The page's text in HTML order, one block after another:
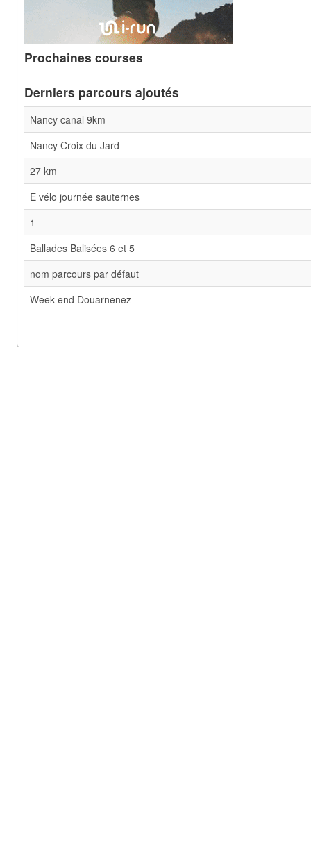
Prochaines courses
Derniers parcours ajoutés
Nancy canal 9km
Nancy Croix du Jard
27 km
E vélo journée sauternes
1
Ballades Balisées 6 et 5
nom parcours par défaut
Week end Douarnenez